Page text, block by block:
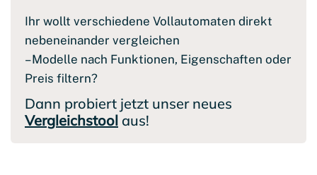
Ihr wollt verschiedene Vollautomaten direkt
nebeneinander vergleichen
– Modelle nach Funktionen, Eigenschaften oder
Preis filtern?
Dann probiert jetzt unser neues
Vergleichstool aus!